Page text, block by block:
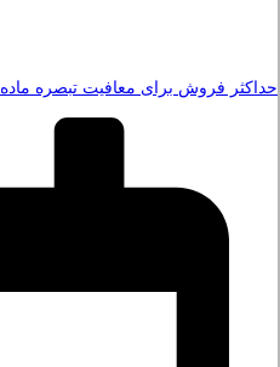
حداکثر فروش برای معافیت تبصره ماده ۱۰۰ برای سال عملکرد ۱۴۰۴